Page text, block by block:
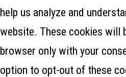
help us analyze and
website. These cookies will
browser only with your
option to opt-out of these